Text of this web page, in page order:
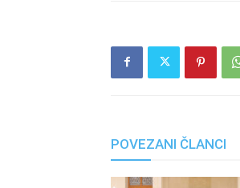
POVEZANI ČLANCI